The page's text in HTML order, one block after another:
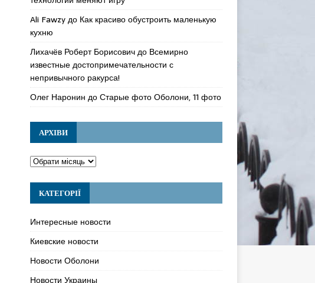
Ali Fawzyдо Как красиво обустроить маленькую
кухню
Лихачёв Роберт Борисовичдо Всемирно
известные достопримечательности с
непривычного ракурса!
Олег Наронин доСтарые фото Оболони, 11 фото
АРХІВИ
КАТЕГОРІЇ
Интересные новости
Киевские новости
Новости Оболони
Новости Украины